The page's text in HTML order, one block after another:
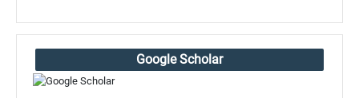
Google Scholar